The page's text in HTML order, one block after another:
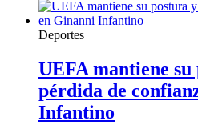
Deportes
UEFA mantiene
pérdida de
Infantino